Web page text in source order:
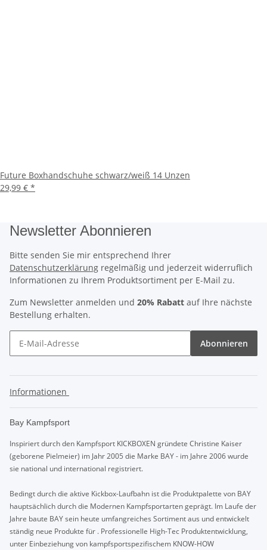
Future Boxhandschuhe schwarz/weiß 14 Unzen
29,99 € *
Newsletter Abonnieren
Bitte senden Sie mir entsprechend Ihrer
Datenschutzerklärung regelmäßig und jederzeit widerruflich
Informationen zu Ihrem Produktsortiment per E-Mail zu.
Zum Newsletter anmelden und 20% Rabatt auf Ihre nächste
Bestellung erhalten.
Abonnieren
Informationen
Bay Kampfsport
Inspiriert durch den Kampfsport KICKBOXEN gründete Christine Kaiser
(geborene Pielmeier) im Jahr 2005 die Marke BAY - im Jahre 2006 wurde
sie national und international registriert.
Bedingt durch die aktive Kickbox-Laufbahn ist die Produktpalette von BAY
hauptsächlich durch die Modernen Kampfsportarten geprägt. Im Laufe der
Jahre baute BAY sein heute umfangreiches Sortiment aus und entwickelt
ständig neue Produkte für . Professionelle High-Tec Produktentwicklung,
unter Einbeziehung von kampfsportspezifischem KNOW-HOW